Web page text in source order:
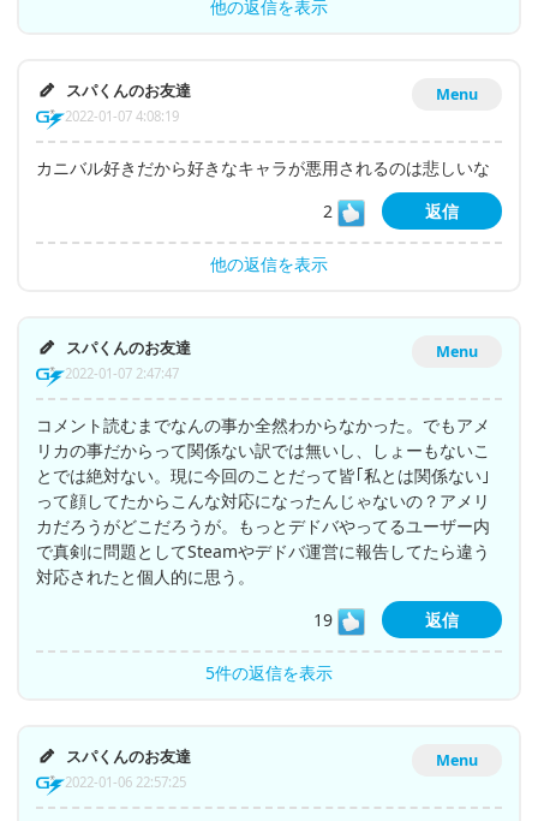
他の返信を表示
Menu
スパくんのお友達
2022-01-07 4:08:19
カニバル好きだから好きなキャラが悪用されるのは悲しいな
2
返信
他の返信を表示
Menu
スパくんのお友達
2022-01-07 2:47:47
コメント読むまでなんの事か全然わからなかった。でもアメ
リカの事だからって関係ない訳では無いし、しょーもないこ
とでは絶対ない。現に今回のことだって皆｢私とは関係ない｣
って顔してたからこんな対応になったんじゃないの？アメリ
カだろうがどこだろうが。もっとデドバやってるユーザー内
で真剣に問題としてSteamやデドバ運営に報告してたら違う
対応されたと個人的に思う。
19
返信
5件の返信を表示
Menu
スパくんのお友達
2022-01-06 22:57:25